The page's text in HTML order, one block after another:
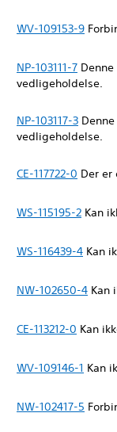
WV-109153-9
NP-103111-7
vedligeholdelse.
NP-103117-3
vedligeholdelse.
CE-117722-0 Der
WS-115195-2 Kan
WS-116439-4 Kan
NW-102650-4 Kan
CE-113212-0 Kan
WV-109146-1 Kan
NW-102417-5